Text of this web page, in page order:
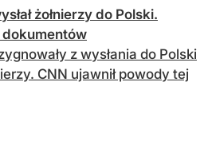
żołnierzy do Polski.
z wysłania do Polski
CNN ujawnił powody tej